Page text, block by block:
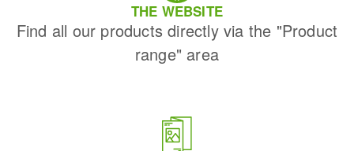
THE WEBSITE
Find all our products directly via the "Product
range" area